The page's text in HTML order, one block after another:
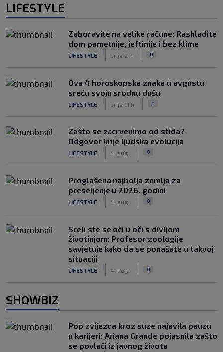
LIFESTYLE
Zaboravite na velike račune: Rashladite
dom pametnije, jeftinije i bez klime
LIFESTYLE prije 2 h 0
Ova 4 horoskopska znaka u avgustu
sreću svoju srodnu dušu
LIFESTYLE prije 11 h 0
Zašto se zacrvenimo od stida?
Odgovor krije ljudska evolucija
LIFESTYLE 4. aug. 0
Proglašena najbolja zemlja za
preseljenje u 2026. godini
LIFESTYLE 4. aug. 0
Sreli ste se oči u oči s divljom
životinjom: Profesor zoologije
savjetuje kako da se ponašate u takvoj
situaciji
LIFESTYLE 4. aug. 0
SHOWBIZ
Pop zvijezda kroz suze najavila pauzu
u karijeri: Ariana Grande pojasnila zašto
se povlači iz javnog života